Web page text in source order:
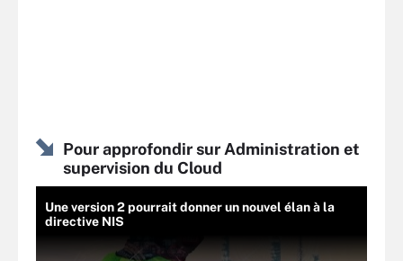
Pour approfondir sur Administration et
supervision du Cloud
Une version 2 pourrait donner un nouvel élan à la
directive NIS